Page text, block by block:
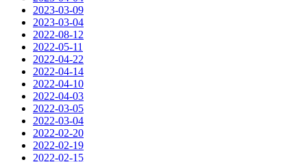
2023-03-09
2023-03-04
2022-08-12
2022-05-11
2022-04-22
2022-04-14
2022-04-10
2022-04-03
2022-03-05
2022-03-04
2022-02-20
2022-02-19
2022-02-15